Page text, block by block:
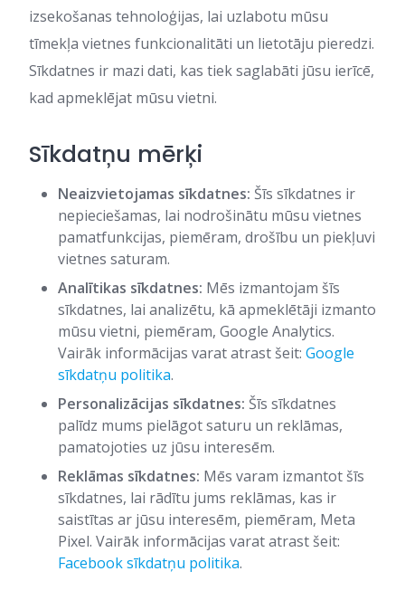
izsekošanas tehnoloģijas, lai uzlabotu mūsu
tīmekļa vietnes funkcionalitāti un lietotāju pieredzi.
Sīkdatnes ir mazi dati, kas tiek saglabāti jūsu ierīcē,
kad apmeklējat mūsu vietni.
Sīkdatņu mērķi
Neaizvietojamas sīkdatnes: Šīs sīkdatnes ir
nepieciešamas, lai nodrošinātu mūsu vietnes
pamatfunkcijas, piemēram, drošību un piekļuvi
vietnes saturam.
Analītikas sīkdatnes: Mēs izmantojam šīs
sīkdatnes, lai analizētu, kā apmeklētāji izmanto
mūsu vietni, piemēram, Google Analytics.
Vairāk informācijas varat atrast šeit: Google
sīkdatņu politika.
Personalizācijas sīkdatnes: Šīs sīkdatnes
palīdz mums pielāgot saturu un reklāmas,
pamatojoties uz jūsu interesēm.
Reklāmas sīkdatnes: Mēs varam izmantot šīs
sīkdatnes, lai rādītu jums reklāmas, kas ir
saistītas ar jūsu interesēm, piemēram, Meta
Pixel. Vairāk informācijas varat atrast šeit:
Facebook sīkdatņu politika.